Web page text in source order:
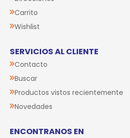
Carrito
Wishlist
SERVICIOS AL CLIENTE
Contacto
Buscar
Productos vistos recientemente
Novedades
ENCONTRANOS EN